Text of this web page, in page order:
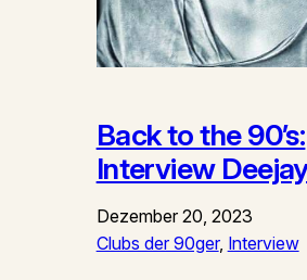
Back to the 90’s:
Interview
Dezember 20, 2023
Clubs der 90ger, Interview